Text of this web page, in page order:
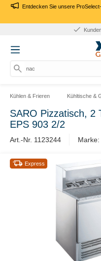
Entdecken Sie unsere
nach
Kühlen & Frieren Kühltische &
SARO Pizzatisch, 2
EPS 903 2/2
Art.-Nr. 1123244
Express